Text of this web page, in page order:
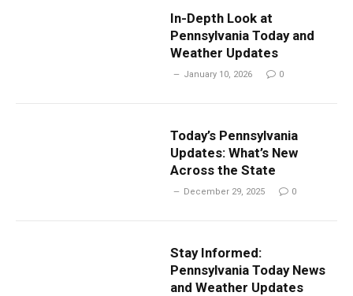
In-Depth Look at
Pennsylvania Today and
Weather Updates
January 10, 2026 0
Today’s Pennsylvania
Updates: What’s New
Across the State
December 29, 2025 0
Stay Informed:
Pennsylvania Today News
and Weather Updates